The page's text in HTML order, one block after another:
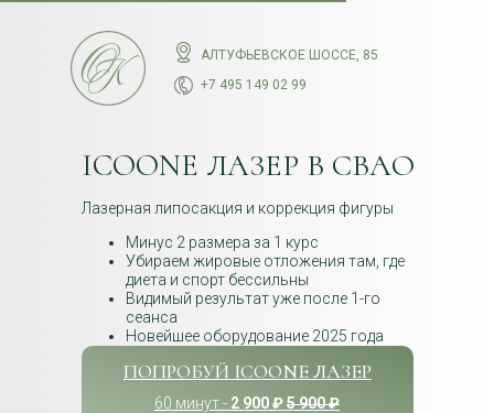
ICOONE ЛАЗЕР В СВАО
60 минут - 2 900 ₽5 900 ₽
ПОПРОБУЙ ICOONE ЛАЗЕР
Лазерная липосакция и коррекция фигуры
Минус 2 размера за 1 курс
Убираем жировые отложения там, где
диета и спорт бессильны
Видимый результат уже после 1-го
сеанса
Новейшее оборудование 2025 года
АЛТУФЬЕВСКОЕ ШОССЕ, 85
+7 495 149 02 99